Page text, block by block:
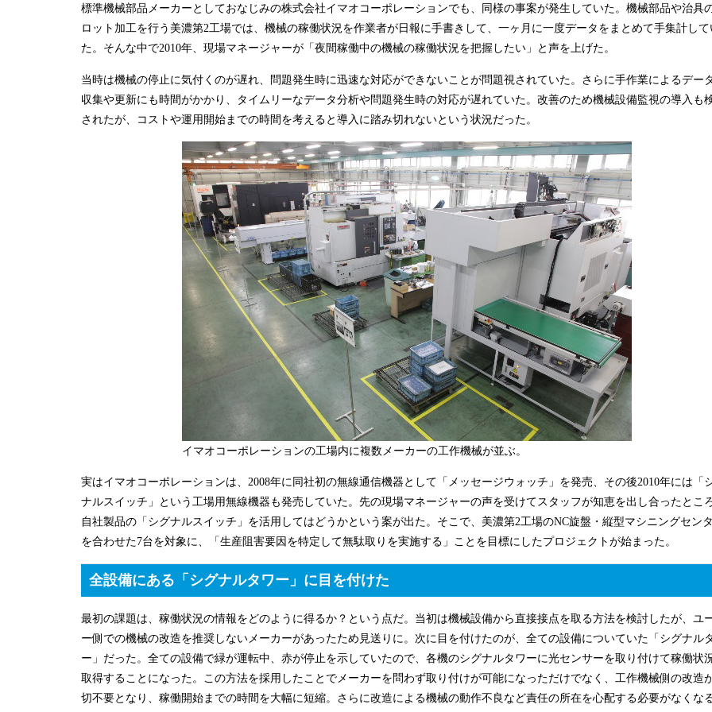
標準機械部品メーカーとしておなじみの株式会社イマオコーポレーションでも、同様の事案が発生していた。機械部品や治具
ロット加工を行う美濃第2工場では、機械の稼働状況を作業者が日報に手書きして、一ヶ月に一度データをまとめて手集計して
た。そんな中で2010年、現場マネージャーが「夜間稼働中の機械の稼働状況を把握したい」と声を上げた。
当時は機械の停止に気付くのが遅れ、問題発生時に迅速な対応ができないことが問題視されていた。さらに手作業によるデー
収集や更新にも時間がかかり、タイムリーなデータ分析や問題発生時の対応が遅れていた。改善のため機械設備監視の導入も
されたが、コストや運用開始までの時間を考えると導入に踏み切れないという状況だった。
イマオコーポレーションの工場内に複数メーカーの工作機械が並ぶ。
実はイマオコーポレーションは、2008年に同社初の無線通信機器として「メッセージウォッチ」を発売、その後2010年には「
ナルスイッチ」という工場用無線機器も発売していた。先の現場マネージャーの声を受けてスタッフが知恵を出し合ったとこ
自社製品の「シグナルスイッチ」を活用してはどうかという案が出た。そこで、美濃第2工場のNC旋盤・縦型マシニングセン
を合わせた7台を対象に、「生産阻害要因を特定して無駄取りを実施する」ことを目標にしたプロジェクトが始まった。
全設備にある「シグナルタワー」に目を付けた
最初の課題は、稼働状況の情報をどのように得るか？という点だ。当初は機械設備から直接接点を取る方法を検討したが、ユ
ー側での機械の改造を推奨しないメーカーがあったため見送りに。次に目を付けたのが、全ての設備についていた「シグナル
ー」だった。全ての設備で緑が運転中、赤が停止を示していたので、各機のシグナルタワーに光センサーを取り付けて稼働状
取得することになった。この方法を採用したことでメーカーを問わず取り付けが可能になっただけでなく、工作機械側の改造
切不要となり、稼働開始までの時間を大幅に短縮。さらに改造による機械の動作不良など責任の所在を心配する必要がなくな